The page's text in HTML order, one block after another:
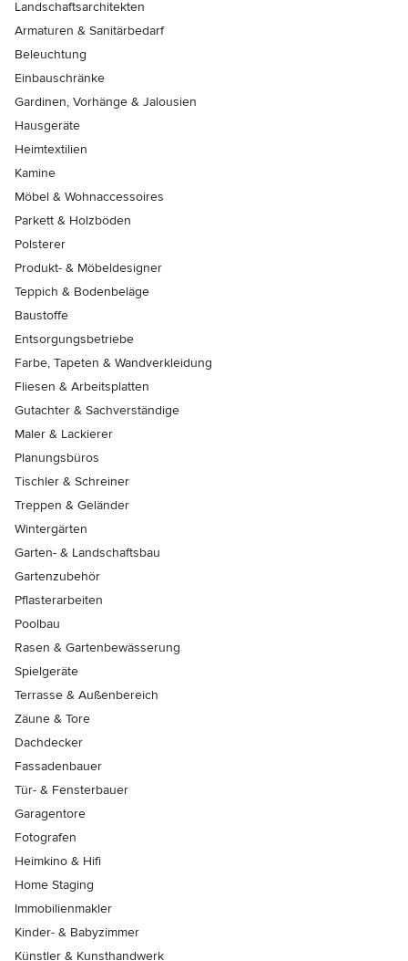
Landschaftsarchitekten
Armaturen & Sanitärbedarf
Beleuchtung
Einbauschränke
Gardinen, Vorhänge & Jalousien
Hausgeräte
Heimtextilien
Kamine
Möbel & Wohnaccessoires
Parkett & Holzböden
Polsterer
Produkt- & Möbeldesigner
Teppich & Bodenbeläge
Baustoffe
Entsorgungsbetriebe
Farbe, Tapeten & Wandverkleidung
Fliesen & Arbeitsplatten
Gutachter & Sachverständige
Maler & Lackierer
Planungsbüros
Tischler & Schreiner
Treppen & Geländer
Wintergärten
Garten- & Landschaftsbau
Gartenzubehör
Pflasterarbeiten
Poolbau
Rasen & Gartenbewässerung
Spielgeräte
Terrasse & Außenbereich
Zäune & Tore
Dachdecker
Fassadenbauer
Tür- & Fensterbauer
Garagentore
Fotografen
Heimkino & Hifi
Home Staging
Immobilienmakler
Kinder- & Babyzimmer
Künstler & Kunsthandwerk